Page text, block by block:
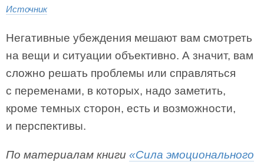
Источник
Негативные убеждения мешают вам смотреть
на вещи и ситуации объективно. А значит, вам
сложно решать проблемы или справляться
с переменами, в которых, надо заметить,
кроме темных сторон, есть и возможности,
и перспективы.
По материалам книги «Сила эмоционального